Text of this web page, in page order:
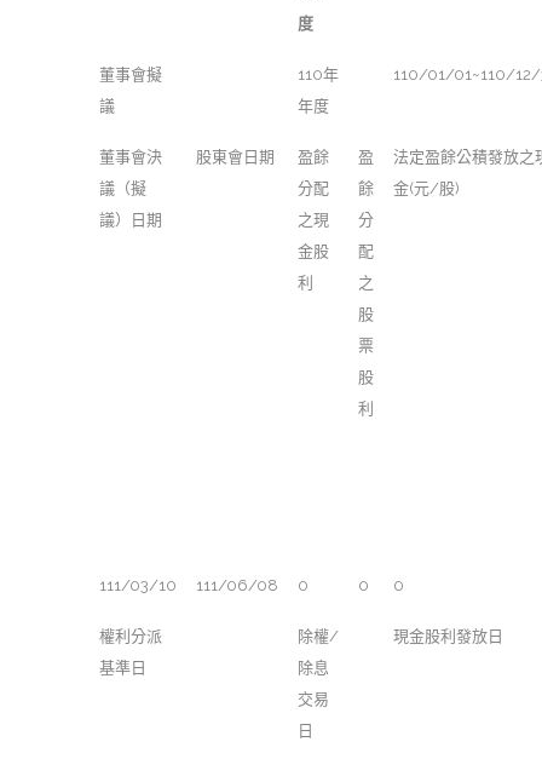
度
董事會擬
議
110年
年度
110/01/01~110/12/
董事會決
議（擬
議）日期
股東會日期
盈餘
分配
之現
金股
利
盈
餘
分
配
之
股
票
股
利
法定盈餘公積發放之
金(元/股)
111/03/10 111/06/08 0 0 0
權利分派
基準日
除權/
除息
交易
日
現金股利發放日